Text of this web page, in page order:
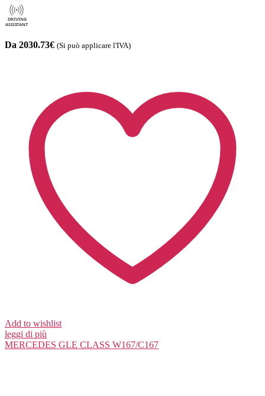
Da 2030.73€ (Si può applicare l'IVA)
Add to wishlist
leggi di più
MERCEDES GLE CLASS W167/C167